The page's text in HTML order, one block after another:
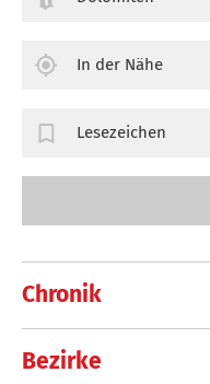
Chronik
Bezirke
In der Nähe
Lesezeichen